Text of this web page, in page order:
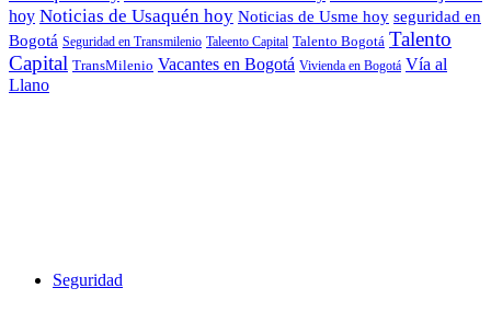
hoy Noticias de Usaquén hoy Noticias de Usme hoy seguridad en
Bogotá Seguridad en Transmilenio Taleento Capital Talento Bogotá Talento
Capital TransMilenio Vacantes en Bogotá Vivienda en Bogotá Vía al
Llano
Seguridad